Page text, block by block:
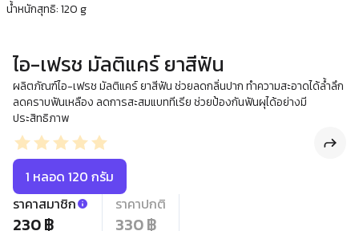
น้ำหนักสุทธิ: 120 g
ไอ-เฟรช มัลติแคร์ ยาสีฟัน
ผลิตภัณฑ์ไอ-เฟรช มัลติแคร์ ยาสีฟัน ช่วยลดกลิ่นปาก ทำความสะอาดได้ล้ำลึก
ลดคราบฟันเหลือง ลดการสะสมแบททีเรีย ช่วยป้องกันฟันผุได้อย่างมี
ประสิทธิภาพ
1 หลอด 120 กรัม
ราคาสมาชิก
230 ฿
ราคาปกติ
330 ฿